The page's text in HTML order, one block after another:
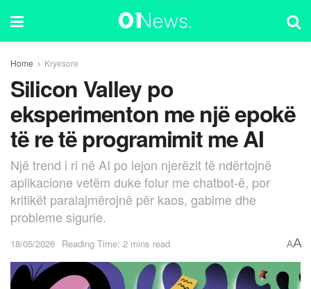
Home Kryesore
Silicon Valley po
eksperimenton me një epokë
të re të programimit me AI
Një trend i ri në AI po lejon njerëzit të ndërtojnë
aplikacione vetëm duke folur me chatbot-ë, por
kritikët paralajmërojnë për kaos, gabime dhe
probleme sigurie.
18/05/2026 Reading Time: 2 mins read AA